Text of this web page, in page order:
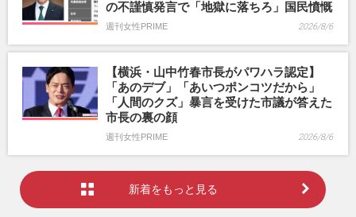
の不謹慎発言で「地獄に落ちろ」国民憤慨
週刊女性PRIME 2026/8/6
【横浜・山中竹春市長がパワハラ認定】
「あのデブ」「あいつポンコツだから」
「人間のクズ」暴言を受けた市議が答えた
市長の裏の顔
週刊女性PRIME 2026/8/6
新着をもっと見る